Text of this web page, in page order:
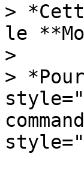
>
le
>
>